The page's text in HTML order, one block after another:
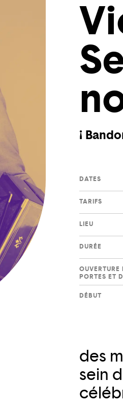
¡
DATES
TARIFS
LIEU
DURÉE
OUVERTURE
PORTES ET
DÉBUT
des
sein